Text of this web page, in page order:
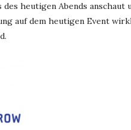
heutigen Abends anschaut
auf dem heutigen Event